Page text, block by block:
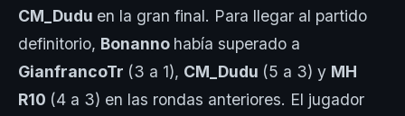
CM_Dudu en la gran final. Para llegar al partido
definitorio, Bonanno había superado a
GianfrancoTr (3 a 1), CM_Dudu (5 a 3) y MH
R10 (4 a 3) en las rondas anteriores. El jugador